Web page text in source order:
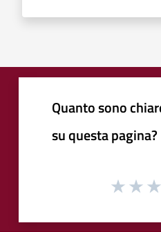
Quanto sono
su questa pagina?